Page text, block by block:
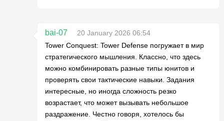
bai-07
20 January 2026 06:54
Tower Conquest: Tower Defense погружает в мир
стратегического мышления. Классно, что здесь
можно комбинировать разные типы юнитов и
проверять свои тактические навыки. Задания
интересные, но иногда сложность резко
возрастает, что может вызывать небольшое
раздражение. Честно говоря, хотелось бы